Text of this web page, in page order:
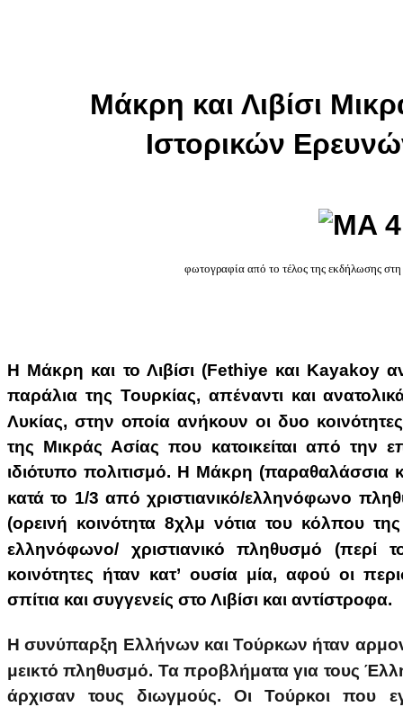
Μάκρη και Λιβίσι
Ιστορικών
φωτογραφία από το τέλος της εκδήλωσης
Η Μάκρη και το Λιβίσι (Fethiye και Kayakoy
παράλια της Τουρκίας, απέναντι και
Λυκίας, στην οποία ανήκουν οι δυο
της Μικράς Ασίας που κατοικείται από την
ιδιότυπο πολιτισμό. Η Μάκρη (παραθαλάσσια
κατά το 1/3 από χριστιανικό/ελληνόφωνο
(ορεινή κοινότητα 8χλμ νότια του κόλπου
ελληνόφωνο/ χριστιανικό πληθυσμό (περί
κοινότητες ήταν κατ’ ουσία μία, αφού οι
σπίτια και συγγενείς στο Λιβίσι και αντίστροφα.
Η συνύπαρξη Ελλήνων και Τούρκων ήταν
μεικτό πληθυσμό. Τα προβλήματα για τους
άρχισαν τους διωγμούς. Οι Τούρκοι που